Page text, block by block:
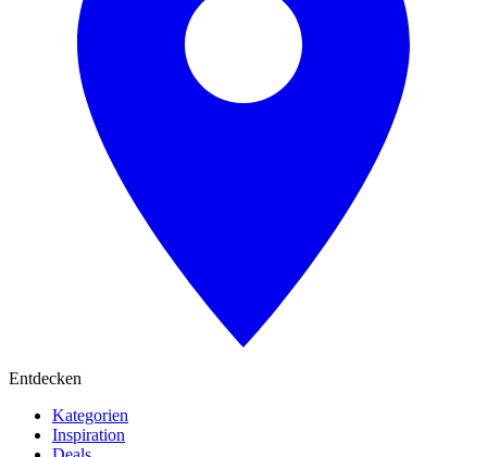
Entdecken
Kategorien
Inspiration